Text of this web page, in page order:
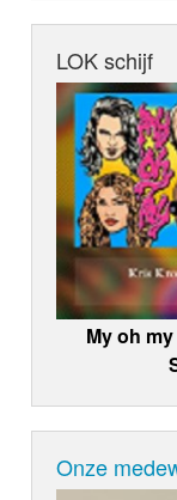
LOK schijf
My oh
Onze